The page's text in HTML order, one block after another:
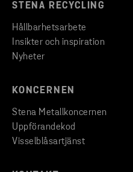
STENA RECYCLING
Hållbarhetsarbete
Insikter och inspiration
Nyheter
KONCERNEN
Stena Metallkoncernen
Uppförandekod
Visselblåsartjänst